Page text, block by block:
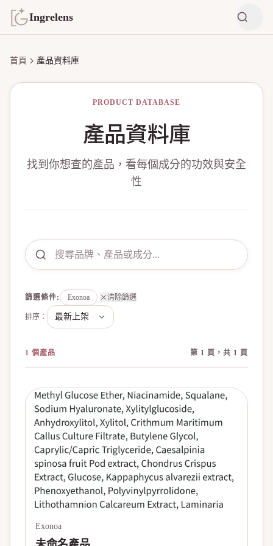
Ingrelens
首頁 產品資料庫
PRODUCT DATABASE
產品資料庫
找到你想查的產品，看每個成分的功效與安全
性
篩選條件: Exonoa 清除篩選
排序：
1 個產品 第 1 頁，共 1 頁
Exonoa